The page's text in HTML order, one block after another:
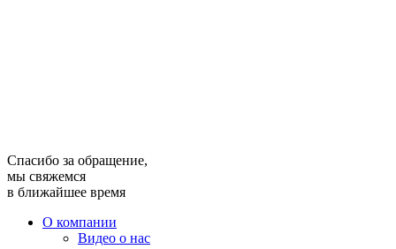
Спасибо за обращение,
мы свяжемся
в ближайшее время
О компании
Видео о нас